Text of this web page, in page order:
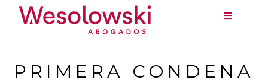
PRIMERA CONDENA